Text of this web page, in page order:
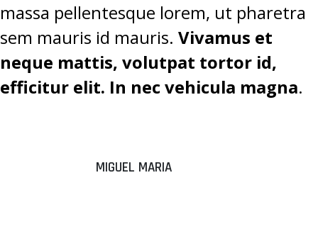
massa pellentesque lorem, ut pharetra
sem mauris id mauris. Vivamus et
neque mattis, volutpat tortor id,
efficitur elit. In nec vehicula magna.
MIGUEL MARIA